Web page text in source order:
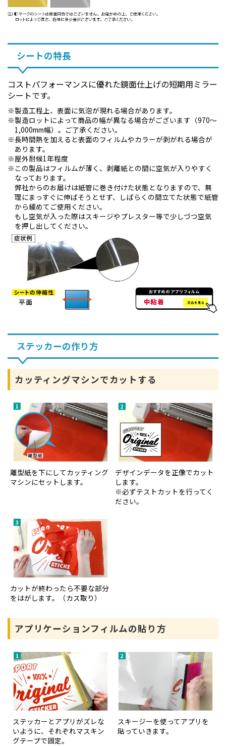
シートの特長
コストパフォーマンスに優れた鏡面仕上げの短期用ミラー
シートです。
製造工程上、表面に気泡が現れる場合があります。
製造ロットによって商品の幅が異なる場合がございます（970～
1,000mm幅）。ご了承ください。
長時間熱を加えると表面のフィルムやカラーが剥がれる場合が
あります。
屋外耐候1年程度
この製品はフィルムが薄く、剥離紙との間に空気が入りやすく
なっております。
弊社からのお届けは紙管に巻き付けた状態となりますので、無
理にまっすぐに伸ばそうとせず、しばらくの間立てた状態で紙管
から緩めてご使用ください。
もし空気が入った際はスキージやプレスター等で少しづつ空気
を押し出してください。
ステッカーの作り方
カッティングマシンでカットする
離型紙を下にしてカッティング
マシンにセットします。
デザインデータを正像でカット
します。
※必ずテストカットを行ってく
ださい。
カットが終わったら不要な部分
をはがします。（カス取り）
アプリケーションフィルムの貼り方
ステッカーとアプリがズレな
いように、それぞれマスキン
グテープで固定。
スキージーを使ってアプリを
貼っていきます。